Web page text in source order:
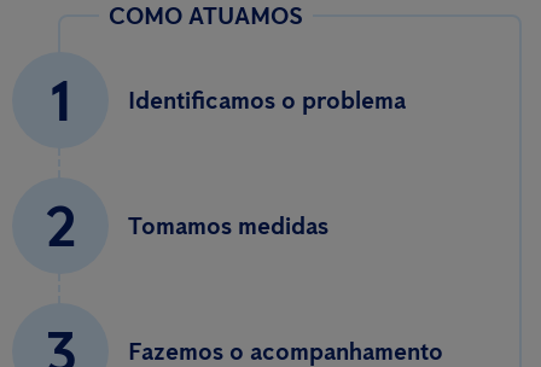
COMO ATUAMOS
1 Identificamos o problema
2 Tomamos medidas
3 Fazemos o acompanhamento